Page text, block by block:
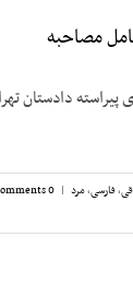
مصاحبه
دادستان
,فارسی,مرد |
0 Comments